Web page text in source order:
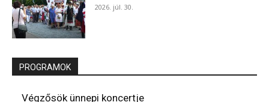
2026. júl. 30.
PROGRAMOK
Végzősök ünnepi koncertje